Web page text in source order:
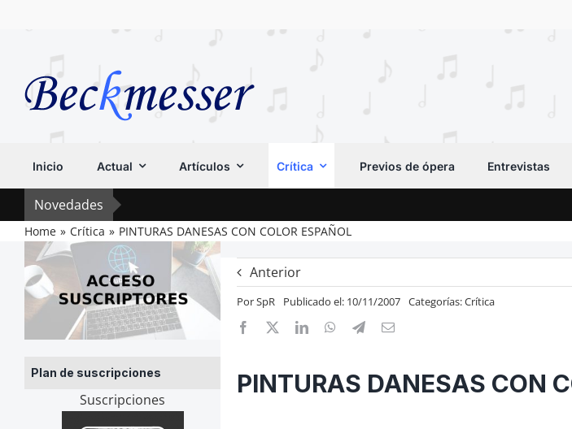
Inicio Actual Artículos Crítica Previos de ópera Entrevistas
Novedades
Home Crítica PINTURAS DANESAS CON COLOR ESPAÑOL
Plan de suscripciones
Suscripciones
Anterior
PorSpR Publicado el: 10/11/2007 Categorías:Crítica
PINTURAS DANESAS CON